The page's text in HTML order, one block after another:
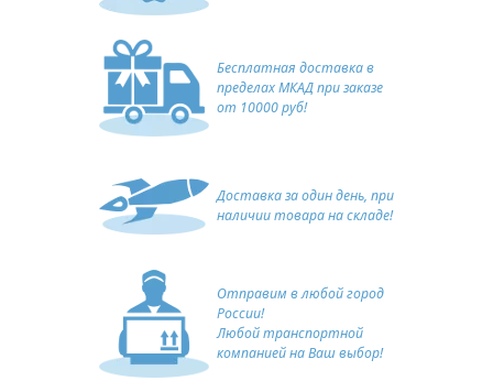
Бесплатная доставка в
пределах МКАД при заказе
от 10000 руб!
Доставка за один день, при
наличии товара на складе!
Отправим в любой город
России!
Любой транспортной
компанией на Ваш выбор!